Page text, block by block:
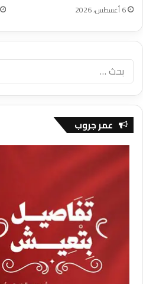
6 أغسطس، 2026
عمر جروب